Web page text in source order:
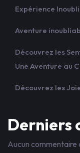
Expérience
Aventure
Découvrez les
Une Aventure au
Découvrez les
Derniers
Aucun commentaire